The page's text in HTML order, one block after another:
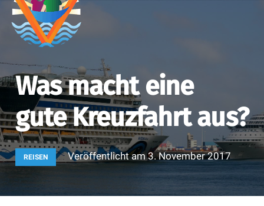
Was macht eine
gute Kreuzfahrt aus?
REISEN Veröffentlicht am3. November 2017